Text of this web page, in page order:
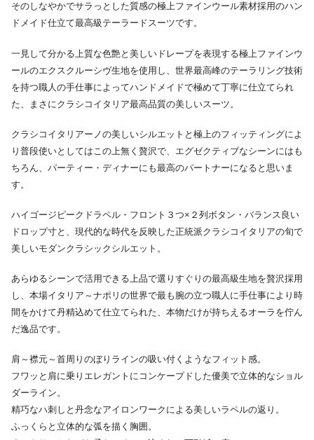
そのしなやかでサラっとした質感の極上ファインウール素材採用のハン
ドメイド仕立て最高級テーラードスーツです。
一見して分かる上質な色艶と美しいドレープを表現する極上ファインウ
ールのエクスクルーシヴ生地を使用し、世界最高峰のテーラリング技術
を持つ職人の手仕事によってハンドメイドで極めて丁寧に仕立てられ
た、まさにクラシコイタリア最高品質の美しいスーツ。
クラシコイタリアーノの美しいシルエットと極上のフィッティングによ
り普段使いとしてはこの上無く贅沢で、エグゼクティブなシーンにはも
ちろん、パーティー・ディナーにも最高のパートナーになると思いま
す。
ハイゴージピークドラペル・フロント３つ×２列ボタン・バランス良い
ドロップ寸と、現代的な時代を反映した正統派クラシコイタリアの旬で
美しいモダンクラシックシルエット。
あらゆるシーンで活用できる上品で選りすぐりの最高級生地を贅沢採用
し、本場イタリア～ナポリの世界で最も腕の立つ職人に手仕事により時
間をかけて丹精込めて仕立てられた、本物だけが持ちえるオーラを佇ん
だ逸品です。
肩～襟元～首周りのぼりラインの吸い付くようなフィット感。
フワッと肩に乗りエレガントにコンケープドした優美で立体的なショル
ダーライン。
精巧なハ刺しと丹念なアイロンワークによる美しいラペルの返り。
ふっくらと立体的な弧を描く胸囲。